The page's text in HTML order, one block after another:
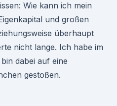
Wie kann ich mein
und großen
überhaupt
nicht lange. Ich habe im
dabei auf eine
gestoßen.